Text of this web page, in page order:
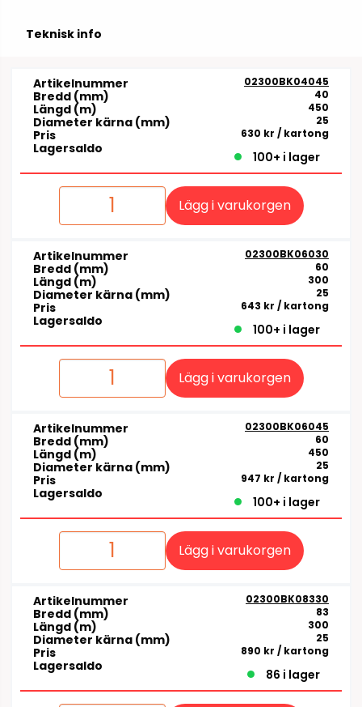
Teknisk info
Artikelnummer 02300BK04045
Bredd (mm) 40
Längd (m) 450
Diameter kärna (mm) 25
Pris 630 kr / kartong
Lagersaldo
100+ i lager
Lägg i varukorgen
Artikelnummer 02300BK06030
Bredd (mm) 60
Längd (m) 300
Diameter kärna (mm) 25
Pris 643 kr / kartong
Lagersaldo
100+ i lager
Lägg i varukorgen
Artikelnummer 02300BK06045
Bredd (mm) 60
Längd (m) 450
Diameter kärna (mm) 25
Pris 947 kr / kartong
Lagersaldo
100+ i lager
Lägg i varukorgen
Artikelnummer 02300BK08330
Bredd (mm) 83
Längd (m) 300
Diameter kärna (mm) 25
Pris 890 kr / kartong
Lagersaldo
86 i lager